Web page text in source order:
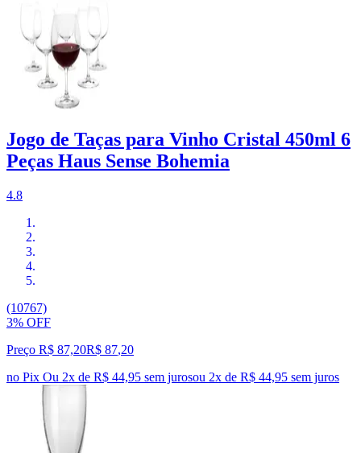
Jogo de Taças para Vinho Cristal 450ml 6
Peças Haus Sense Bohemia
4.8
(10767)
3% OFF
Preço R$ 87,20R$ 87,20
no Pix Ou 2x de R$ 44,95 sem jurosou 2x de R$ 44,95 sem juros